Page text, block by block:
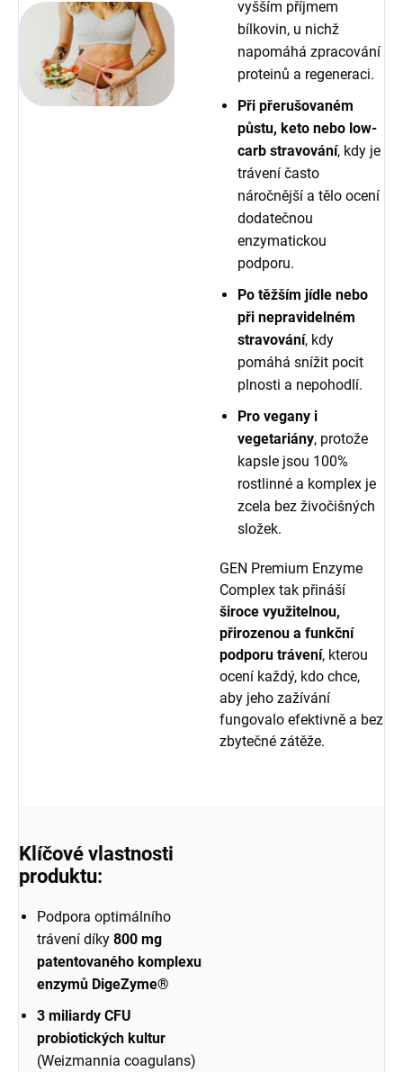
vyšším příjmem
bílkovin, u nichž
napomáhá zpracování
proteinů a regeneraci.
Při přerušovaném
půstu, keto nebo low-
carb stravování, kdy je
trávení často
náročnější a tělo ocení
dodatečnou
enzymatickou
podporu.
Po těžším jídle nebo
při nepravidelném
stravování, kdy
pomáhá snížit pocit
plnosti a nepohodlí.
Pro vegany i
vegetariány, protože
kapsle jsou 100%
rostlinné a komplex je
zcela bez živočišných
složek.
GEN Premium Enzyme
Complex tak přináší
široce využitelnou,
přirozenou a funkční
podporu trávení, kterou
ocení každý, kdo chce,
aby jeho zažívání
fungovalo efektivně a bez
zbytečné zátěže.
Klíčové vlastnosti
produktu:
Podpora optimálního
trávení díky 800 mg
patentovaného komplexu
enzymů DigeZyme®
3 miliardy CFU
probiotických kultur
(Weizmannia coagulans)